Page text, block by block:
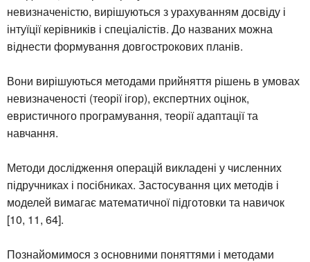
невизначеністю, вирішуються з урахуванням досвіду і
інтуїції керівників і спеціалістів. До названих можна
віднести формування довгострокових планів.
Вони вирішуються методами прийняття рішень в умовах
невизначеності (теорії ігор), експертних оцінок,
евристичного програмування, теорії адаптації та
навчання.
Методи дослідження операцій викладені у численних
підручниках і посібниках. Застосування цих методів і
моделей вимагає математичної підготовки та навичок
[10, 11, 64].
Познайомимося з основними поняттями і методами